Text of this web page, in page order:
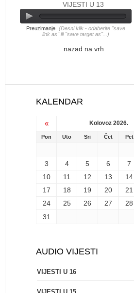
VIJESTI U 13
Preuzimanje (Desni klik - odaberite "save
link as" ili "save target as"...)
nazad na vrh
KALENDAR
« Kolovoz 2026.
Pon Uto Sri Čet Pet
3
4 5 6 7
10
11 12 13 14
17
18 19 20 21
24
25 26 27 28
31
AUDIO VIJESTI
VIJESTI U 16
Zaboravili ste lozinku?